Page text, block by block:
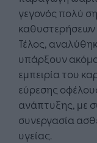
γεγονός πολύ
καθυστερήσεων
Τέλος,
υπάρξουν ακόμα
εμπειρία του
εύρεσης
ανάπτυξης, με
συνεργασία
υγείας.